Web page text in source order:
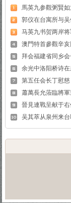
馬英九参觀粥賢
郭仪在台寓所与
马英九书贺两岸
澳門特首參觀辛
拜会福建省同乡
余光中洛阳桥诗
第五任会长丁慰
蕭萬長允蒞臨將
晉見連戰呈献于
吴其萃从泉州来